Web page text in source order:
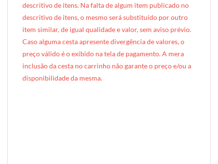
descritivo de itens. Na falta de algum item publicado no
descritivo de itens, o mesmo será substituído por outro
item similar, de igual qualidade e valor, sem aviso prévio.
Caso alguma cesta apresente divergência de valores, o
preço válido é o exibido na tela de pagamento. A mera
inclusão da cesta no carrinho não garante o preço e/ou a
disponibilidade da mesma.